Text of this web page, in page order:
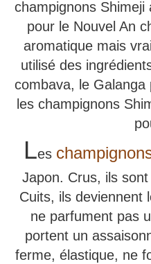
champignons Shimeji
pour le Nouvel An
aromatique mais
utilisé des
combava, le
les champignons
Les
Japon. Crus, ils
Cuits, ils deviennent
ne parfument pas
portent un
ferme, élastique, ne